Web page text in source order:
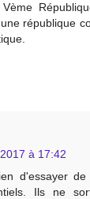
république
à 17:42
d'essayer
Ils ne